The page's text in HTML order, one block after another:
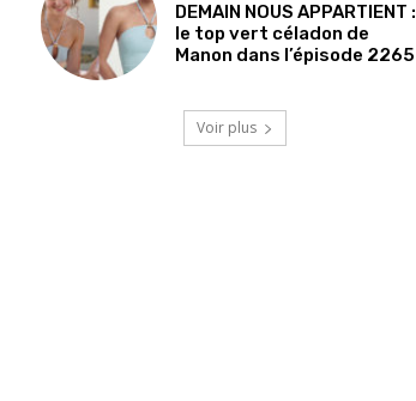
DEMAIN NOUS APPARTIENT :
le top vert céladon de
Manon dans l’épisode 2265
Voir plus